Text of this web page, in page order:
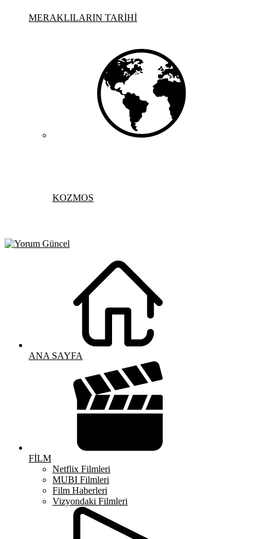
MERAKLILARIN TARİHİ
KOZMOS
ANA SAYFA
FİLM
Netflix Filmleri
MUBI Filmleri
Film Haberleri
Vizyondaki Filmleri